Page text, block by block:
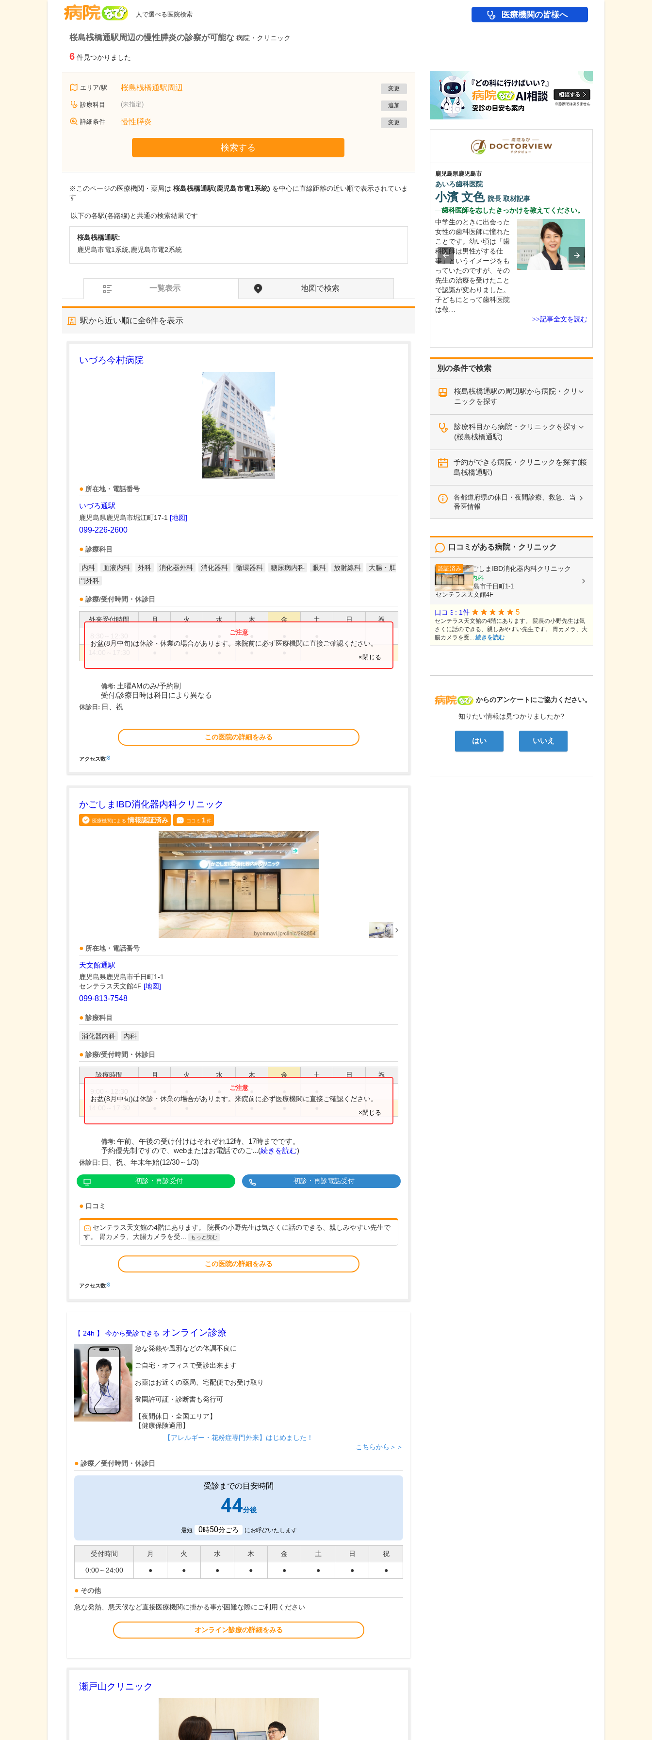
人で選べる医院検索 医療機関の皆様へ
桜島桟橋通駅周辺の慢性膵炎の診察が可能な 病院・クリニック
6 件見つかりました
エリア/駅 桜島桟橋通駅周辺 変更
診療科目 (未指定) 追加
詳細条件 慢性膵炎 変更
検索する
※このページの医療機関・薬局は 桜島桟橋通駅(鹿児島市電1系統) を中心に直線距離の近い順で表示されていま
す
以下の各駅(各路線)と共通の検索結果です
桜島桟橋通駅:
鹿児島市電1系統,鹿児島市電2系統
一覧表示 地図で検索
駅から近い順に全6件を表示
いづろ今村病院
所在地・電話番号
いづろ通駅
鹿児島県鹿児島市堀江町17-1 [地図]
099-226-2600
診療科目
内科 血液内科 外科 消化器外科 消化器科 循環器科 糖尿病内科 眼科 放射線科
大腸・肛
門外科
診療/受付時間・休診日
外来受付時間 月 火 水 木 金 土 日 祝
お盆(8月中旬)は休診・休業の場合があります。来院前に必ず医療機関に直接ご確認ください。
×閉じる
備考: 土曜AMのみ/予約制
受付/診療日時は科目により異なる
休診日: 日、祝
この医院の詳細をみる
アクセス数※
かごしまIBD消化器内科クリニック
医療機関による 情報認証済み 口コミ 1件
所在地・電話番号
天文館通駅
鹿児島県鹿児島市千日町1-1
センテラス天文館4F [地図]
099-813-7548
診療科目
消化器内科 内科
診療/受付時間・休診日
診療時間 月 火 水 木 金 土 日 祝
お盆(8月中旬)は休診・休業の場合があります。来院前に必ず医療機関に直接ご確認ください。
×閉じる
備考: 午前、午後の受け付けはそれぞれ12時、17時までです。
予約優先制ですので、webまたはお電話でのご...(続きを読む)
休診日: 日、祝、年末年始(12/30～1/3)
初診・再診受付 初診・再診電話受付
口コミ
センテラス天文館の4階にあります。 院長の小野先生は気さくに話のできる、親しみやすい先生で
す。 胃カメラ、大腸カメラを受...
もっと読む
この医院の詳細をみる
アクセス数※
【 24h 】 今から受診できる オンライン診療
急な発熱や風邪などの体調不良に
ご自宅・オフィスで受診出来ます
お薬はお近くの薬局、宅配便でお受け取り
登園許可証・診断書も発行可
【夜間休日・全国エリア】
【健康保険適用】
【アレルギー・花粉症専門外来】はじめました！
こちらから＞＞
診療／受付時間・休診日
受診までの目安時間
44分後
最短 0時50分ごろ にお呼びいたします
受付時間 月 火 水 木 金 土 日 祝
0:00～24:00 ● ● ● ● ● ● ● ●
その他
急な発熱、悪天候など直接医療機関に掛かる事が困難な際にご利用ください
オンライン診療の詳細をみる
瀬戸山クリニック
別の条件で検索
桜島桟橋通駅の周辺駅から病院・クリ
ニックを探す
診療科目から病院・クリニックを探す
(桜島桟橋通駅)
予約ができる病院・クリニックを探す(桜
島桟橋通駅)
各都道府県の休日・夜間診療、救急、当
番医情報
病院なび
からのアンケートにご協力ください。
知りたい情報は見つかりましたか?
はい いいえ
口コミがある病院・クリニック
認証済み かごしまIBD消化器内科クリニック
消化器内科, 内科
鹿児島県鹿児島市千日町1-1
センテラス天文館4F
口コミ: 1件 5
センテラス天文館の4階にあります。 院長の小野先生は気
さくに話のできる、親しみやすい先生です。 胃カメラ、大
腸カメラを受... 続きを読む
鹿児島県鹿児島市
あいろ歯科医院
小濱 文色 院長 取材記事
歯科医師を志したきっかけを教えてください。
中学生のときに出会った
女性の歯科医師に憧れた
ことです。幼い頃は「歯
科医師は男性がする仕
事」というイメージをも
っていたのですが、その
先生の治療を受けたこと
で認識が変わりました。
子どもにとって歯科医院
は敬…
>>記事全文を読む
神奈川県横浜市磯子区
磯子みみはなのどクリニック
ほど生活の質が下がって
しまうので、特に力を入
れて診療に取り組んでい
ま…